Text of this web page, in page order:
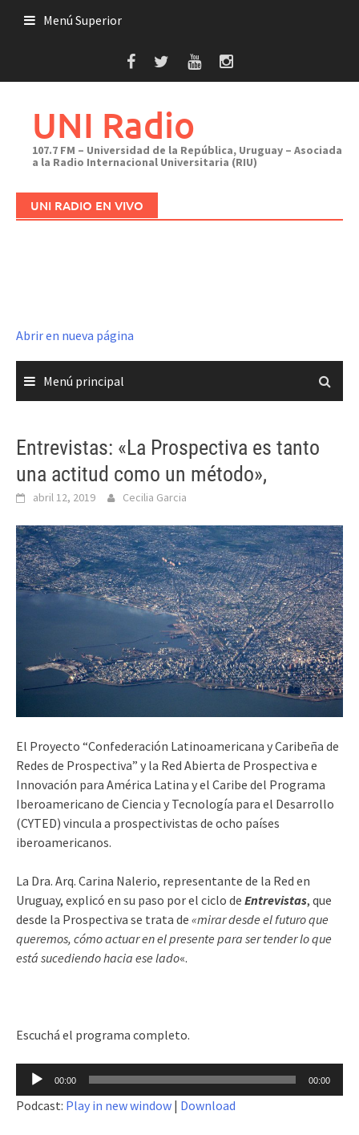
Menú Superior
UNI Radio
107.7 FM – Universidad de la República, Uruguay – Asociada
a la Radio Internacional Universitaria (RIU)
UNI RADIO EN VIVO
Abrir en nueva página
Menú principal
Entrevistas: «La Prospectiva es tanto
una actitud como un método»,
abril 12, 2019 Cecilia Garcia
El Proyecto “Confederación Latinoamericana y Caribeña de
Redes de Prospectiva” y la Red Abierta de Prospectiva e
Innovación para América Latina y el Caribe del Programa
Iberoamericano de Ciencia y Tecnología para el Desarrollo
(CYTED) vincula a prospectivistas de ocho países
iberoamericanos.
La Dra. Arq. Carina Nalerio, representante de la Red en
Uruguay, explicó en su paso por el ciclo de Entrevistas, que
desde la Prospectiva se trata de «mirar desde el futuro que
queremos, cómo actuar en el presente para ser tender lo que
está sucediendo hacia ese lado«.
Escuchá el programa completo.
Reproductor
audio
00:00 00:00
Podcast: Play in new window | Download